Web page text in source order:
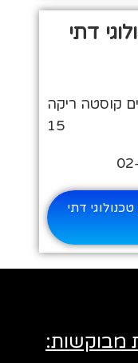
דתי
קוסטה ריקה
15
דתי
מבוקשות: